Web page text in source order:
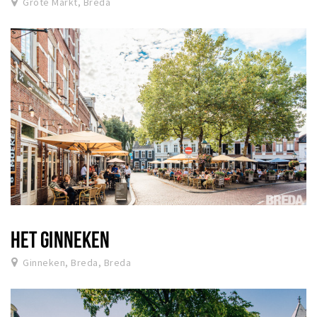
HET GINNEKEN
Ginneken, Breda, Breda